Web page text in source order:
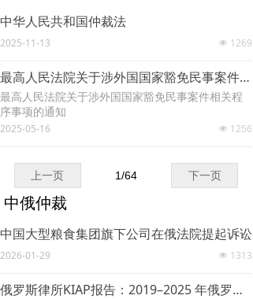
中国大型粮食集团旗下公司在俄法院提起诉讼
넶 1313
2026-01-29
俄罗斯律所KIAP报告：2019–2025 年俄罗斯承认与执行外国法院判决及外国仲裁裁决的司法实践
中华人民共和国仲裁法
넶 1269
2025-11-13
最高人民法院关于涉外国国家豁免民事案件相关程序事项的通知（中文 俄文）
最高人民法院关于涉外国国家豁免民事案件相关程
序事项的通知
넶 1256
2025-05-16
上一页 下一页
1/64
中俄仲裁